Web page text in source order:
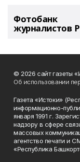
Фотобанк
журналистов
© 2026 сайт газеты
Об использовании
Газета «Истоки»
информационно-
января 1991 г.
надзору в сфере
массовых
агентство печати и
«Республика